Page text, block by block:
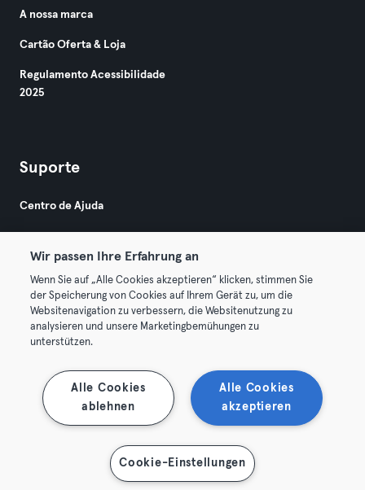
A nossa marca
Cartão Oferta & Loja
Regulamento Acessibilidade
2025
Suporte
Centro de Ajuda
© 2026 Urban Sports Group GmbH. All rights reserved.
Termos & Condições
Rescindir contratos aqui Cancelar contratos aqui
Wir passen Ihre Erfahrung an
Wenn Sie auf „Alle Cookies akzeptieren“ klicken, stimmen Sie
der Speicherung von Cookies auf Ihrem Gerät zu, um die
Websitenavigation zu verbessern, die Websitenutzung zu
analysieren und unsere Marketingbemühungen zu
unterstützen.
Alle Cookies
akzeptieren
Alle Cookies
ablehnen
Cookie-Einstellungen